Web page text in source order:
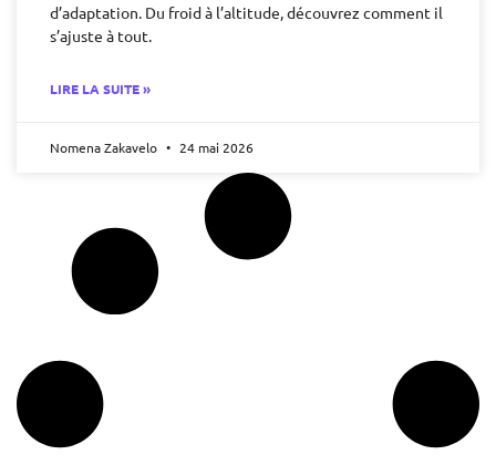
d’adaptation. Du froid à l’altitude, découvrez comment il
s’ajuste à tout.
LIRE LA SUITE »
Nomena Zakavelo 24 mai 2026